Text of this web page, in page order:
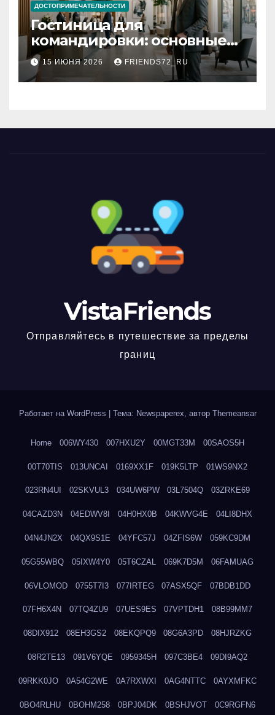
ДОСТОПРИМЕЧАТЕЛЬНОСТИ
Гостиница для
командировки: основные
критерии выбора
15 ИЮНЯ 2026 FRIENDS72_RU
VistaFriends
Отправляйтесь в путешествие за пределы
границ
Работает на WordPress | Тема: Newspaperex, автор Themeansar
Home 006WY430 007HXU2Y 00MGT33M 00SAOS5H
00T70TIS 013UNCAI 0169XX1F 019K5LTP 01WS9NX2
023RN4UI 02SKVUL3 034UW6PW 03L7504Q 03ZRKE69
04CAZD3N 04EDWV8I 04H0HX0B 04KWVG4E 04LI8DHX
04N4JN2X 04QX9S1E 04YFC57J 04ZFIS6W 059KC9DM
05G55WBQ 05IXW4Y0 05T6CZAL 069K7D5M 06FAMUAG
06VLOMOD 0755T7I3 077IRTEG 07ASX5QF 07BDB1DD
07FH6X4N 07TQ4ZU9 07UES9ES 07VPTDH1 08B99MM7
08DIX912 08EH3GS2 08EKQPQ9 08G6A3PD 08HJRZKG
08R2TE13 091V6YQE 0959345H 097C3BE4 09DI9AQ2
09RKK0JO 0A54G2WE 0A7RXWXI 0AG4NTTC 0AYXMFKC
0BO4RLHU 0BOHM258 0BPJ04DK 0BSHJVOT 0C9RGFN6